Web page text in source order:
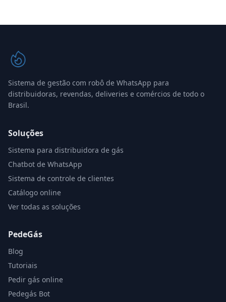
Sistema de gestão com robô de WhatsApp para
distribuidoras, revendas, deliveries e comércios de todo o
Brasil.
Soluções
Sistema para distribuidora de gás
Chatbot de WhatsApp
Sistema de controle de clientes
Catálogo online
Ver todas as soluções
PedeGás
Blog
Tutoriais
Pedir gás online
Pedegás Bot